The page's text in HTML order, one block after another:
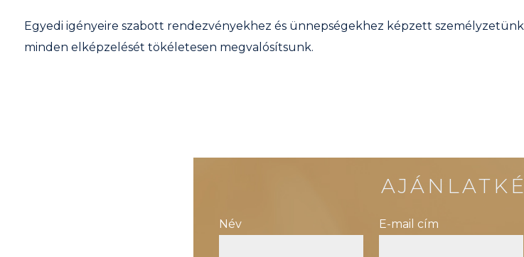
Egyedi igényeire szabott rendezvényekhez és ünnepségekhez képzett
minden elképzelését tökéletesen megvalósítsunk.
Név E-mail cím